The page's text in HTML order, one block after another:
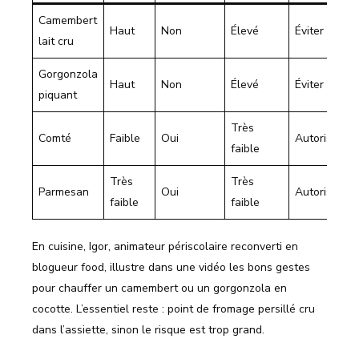
Camembert
lait cru
Haut Non Élevé Éviter
Gorgonzola
piquant
Haut Non Élevé Éviter
Comté Faible Oui
Très
faible
Autorisé
Parmesan
Très
faible
Oui
Très
faible
Autorisé
En cuisine, Igor, animateur périscolaire reconverti en
blogueur food, illustre dans une vidéo les bons gestes
pour chauffer un camembert ou un gorgonzola en
cocotte. L’essentiel reste : point de fromage persillé cru
dans l’assiette, sinon le risque est trop grand.